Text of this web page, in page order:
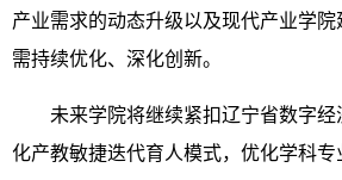
产业需求的动态升级以及现代产业学
需持续优化、深化创新。
未来学院将继续紧扣辽宁省数字
化产教敏捷迭代育人模式，优化学科专